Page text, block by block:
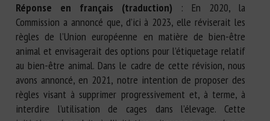
Réponse en français (traduction) : En 2020, la
Commission a annoncé que, d’ici à 2023, elle réviserait les
règles de l’Union européenne en matière de bien-être
animal et envisagerait des options pour l’étiquetage relatif
au bien-être animal. Dans le cadre de cette révision, nous
avons annoncé, en 2021, notre intention de proposer des
règles visant à supprimer progressivement et, à terme, à
interdire l’utilisation de cages dans l’élevage. Cette